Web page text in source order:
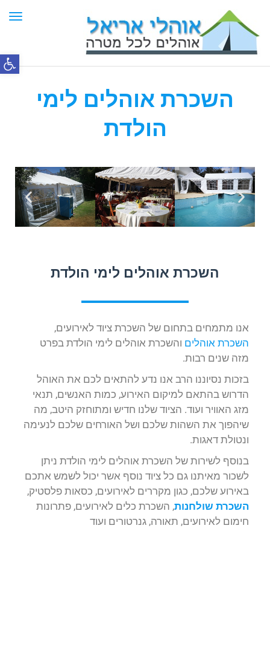
השכרת אוהלים לימי
הולדת
השכרת אוהלים לימי הולדת
אנו מתמחים בתחום של השכרת ציוד לאירועים,
השכרת אוהלים והשכרת אוהלים לימי הולדת בפרט
מזה שנים רבות.
בזכות נסיוננו הרב אנו נדע להתאים לכם את האוהל
הדרוש בהתאם למיקום האירוע, כמות האנשים, תנאי
מזג האוויר ועוד. הציוד שלנו חדיש ומתוחזק היטב, מה
שיהפוך את השהות שלכם ושל האורחים שלכם לנעימה
ונטולת דאגות.
בנוסף לשירות של השכרת אוהלים לימי הולדת ניתן
לשכור מאיתנו גם כל ציוד נוסף אשר יכול לשמש אתכם
באירוע שלכם, כגון מקררים לאירועים, כסאות פלסטיק,
השכרת שולחנות, השכרת כלים לאירועים, פתרונות
חימום לאירועים, תאורה, גנרטורים ועוד
פתח